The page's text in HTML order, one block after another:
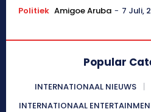
Politiek Amigoe Aruba - 7 Juli,
Popular
INTERNATIONAAL NIEUWS
INTERNATIONAAL